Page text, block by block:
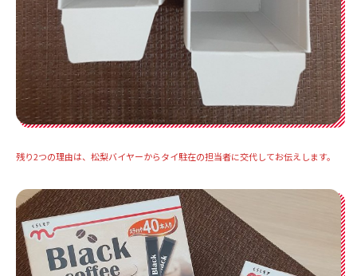
残り2つの理由は、松梨バイヤーからタイ駐在の担当者に交代してお伝えします。